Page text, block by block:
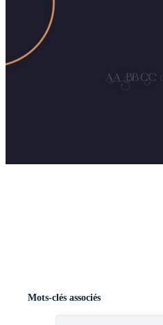
Mots-clés associés